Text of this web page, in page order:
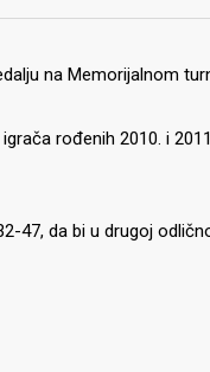
na Memorijalnom
rođenih 2010. i
47, da bi u drugoj